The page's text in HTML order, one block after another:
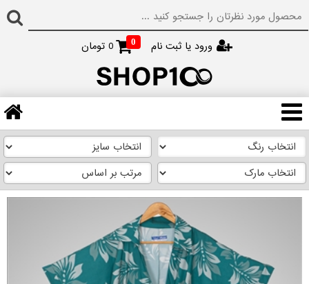
ورود یا ثبت نام 0
0 تومان